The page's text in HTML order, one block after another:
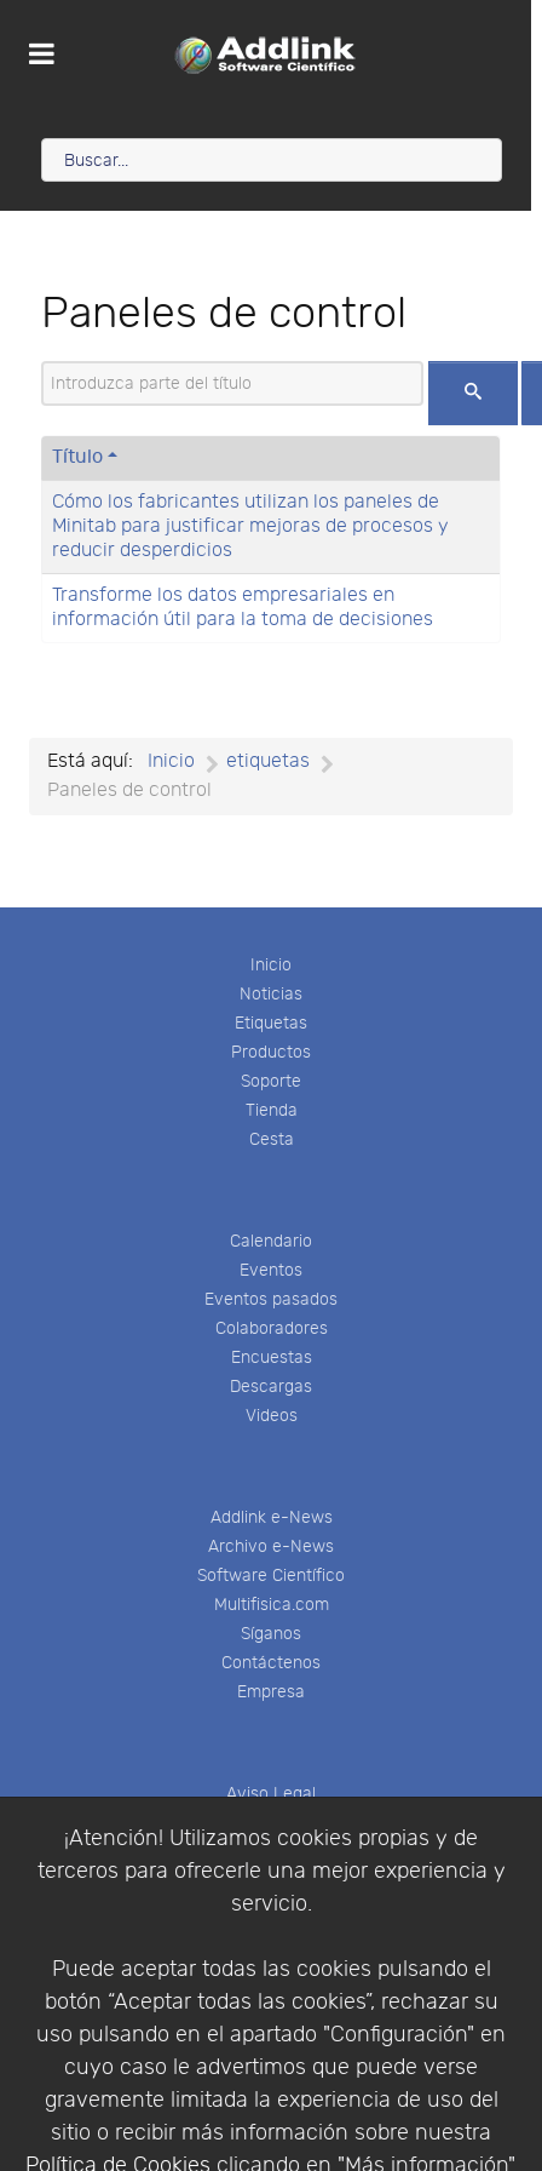
¡Atención! Utilizamos cookies propias y de
terceros para ofrecerle una mejor experiencia y
servicio.
Puede aceptar todas las cookies pulsando el
botón “Aceptar todas las cookies”, rechazar su
uso pulsando en el apartado "Configuración" en
cuyo caso le advertimos que puede verse
gravemente limitada la experiencia de uso del
sitio o recibir más información sobre nuestra
Política de Cookies clicando en "Más información".
Paneles de control
Introduzca parte del título
Título
Cómo los fabricantes utilizan los paneles de
Minitab para justificar mejoras de procesos y
reducir desperdicios
Transforme los datos empresariales en
información útil para la toma de decisiones
Está aquí: Inicio
etiquetas
Paneles de control
Inicio
Noticias
Etiquetas
Productos
Soporte
Tienda
Cesta
Calendario
Eventos
Eventos pasados
Colaboradores
Encuestas
Descargas
Videos
Addlink e-News
Archivo e-News
Software Científico
Multifisica.com
Síganos
Contáctenos
Empresa
Aviso Legal
Política de Privacidad
Condiciones de compra
Identificarse
Empresa|Aviso Legal| Política de Privacidad |
Política de Cookies
© Copyright 1994 - 2026. Addlink Software